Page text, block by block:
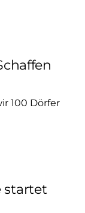
100 Dörfer
startet